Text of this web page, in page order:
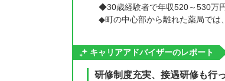
◆30歳経験者で年収520～530万
◆町の中心部から離れた薬局では
キャリアアドバイザーのレポート
研修制度充実、接遇研修も行